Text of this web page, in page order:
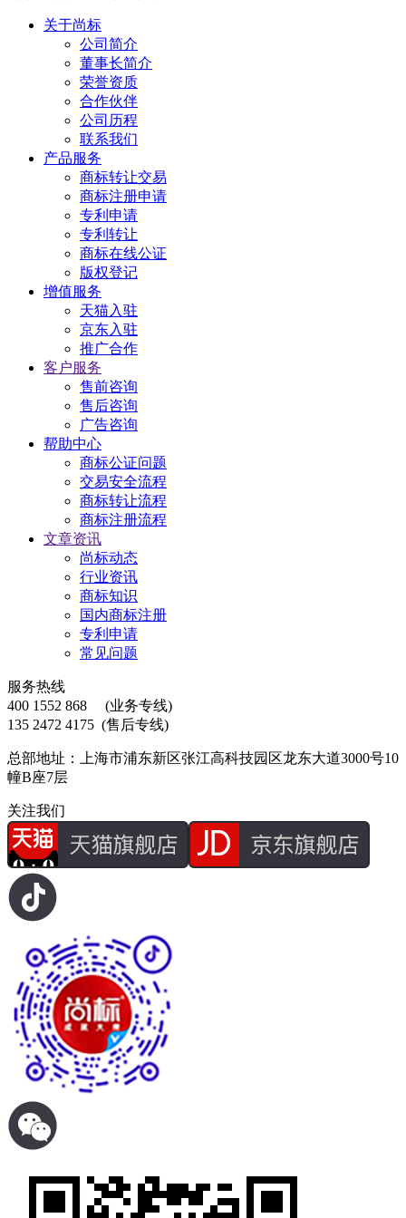
关于尚标
公司简介
董事长简介
荣誉资质
合作伙伴
公司历程
联系我们
产品服务
商标转让交易
商标注册申请
专利申请
专利转让
商标在线公证
版权登记
增值服务
天猫入驻
京东入驻
推广合作
客户服务
售前咨询
售后咨询
广告咨询
帮助中心
商标公证问题
交易安全流程
商标转让流程
商标注册流程
文章资讯
尚标动态
行业资讯
商标知识
国内商标注册
专利申请
常见问题
服务热线
400 1552 868
(业务专线)
135 2472 4175 (售后专线)
总部地址：上海市浦东新区张江高科技园区龙东大道3000号10
幢B座7层
关注我们